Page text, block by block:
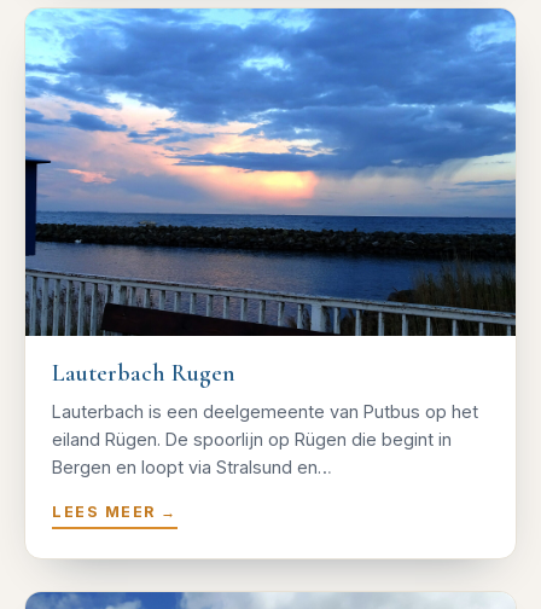
Lauterbach Rugen
Lauterbach is een deelgemeente van Putbus op het
eiland Rügen. De spoorlijn op Rügen die begint in
Bergen en loopt via Stralsund en…
LEES MEER →